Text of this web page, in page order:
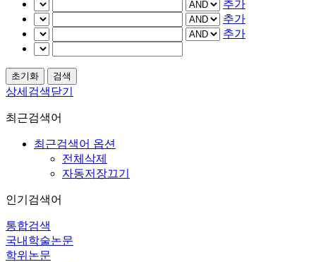
추가
추가
추가
상세검색닫기
최근검색어
최근검색어 옵션
전체삭제
자동저장끄기
인기검색어
통합검색
국내학술논문
학위논문